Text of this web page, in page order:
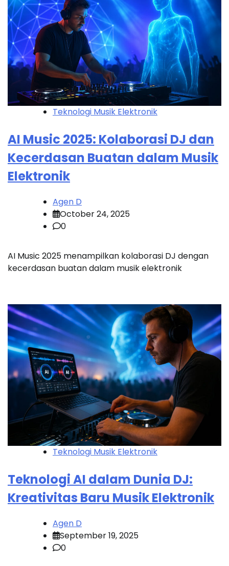
Teknologi Musik Elektronik
AI Music 2025: Kolaborasi DJ dan
Kecerdasan Buatan dalam Musik
Elektronik
Agen D
October 24, 2025
0
AI Music 2025 menampilkan kolaborasi DJ dengan
kecerdasan buatan dalam musik elektronik
Teknologi Musik Elektronik
Teknologi AI dalam Dunia DJ:
Kreativitas Baru Musik Elektronik
Agen D
September 19, 2025
0